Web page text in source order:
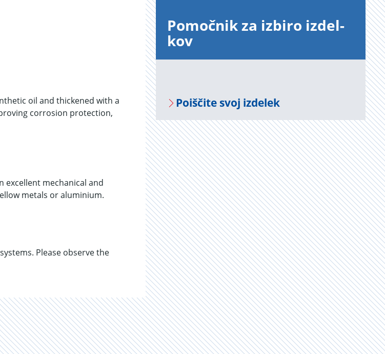
oil and thickened with a
corrosion protection,
excellent mechanical and
metals or aluminium.
Please observe the
Po­moč­nik za iz­bi­ro iz­del­
kov
Po­i­šči­te svoj iz­de­lek